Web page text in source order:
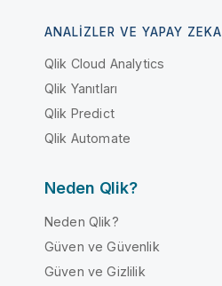
ANALIZLER VE YAPAY ZEKA
Qlik Cloud Analytics
Qlik Yanıtları
Qlik Predict
Qlik Automate
Neden Qlik?
Neden Qlik?
Güven ve Güvenlik
Güven ve Gizlilik